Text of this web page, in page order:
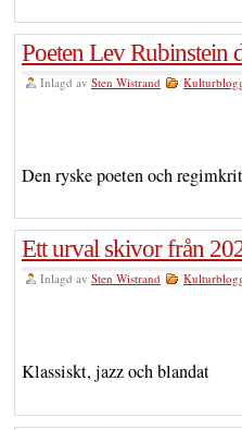
Poeten Lev Rubinstein
Inlagd av Sten Wistrand
Den ryske poeten och
Ett urval skivor från
Inlagd av Sten Wistrand
Klassiskt, jazz och blandat